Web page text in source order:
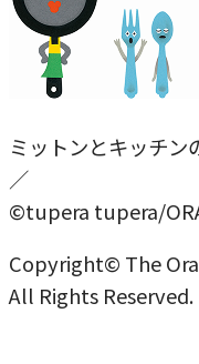
ミットンとキッチン
／
©tupera tupera/
Copyright© The
All Rights Reserved.